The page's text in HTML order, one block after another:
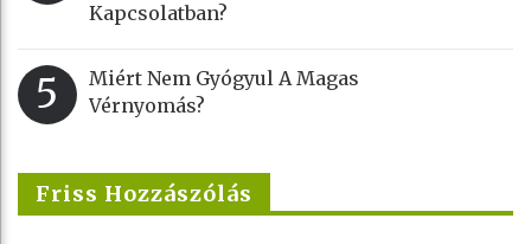
Kapcsolatban?
5
Miért Nem Gyógyul A Magas
Vérnyomás?
Friss Hozzászólás